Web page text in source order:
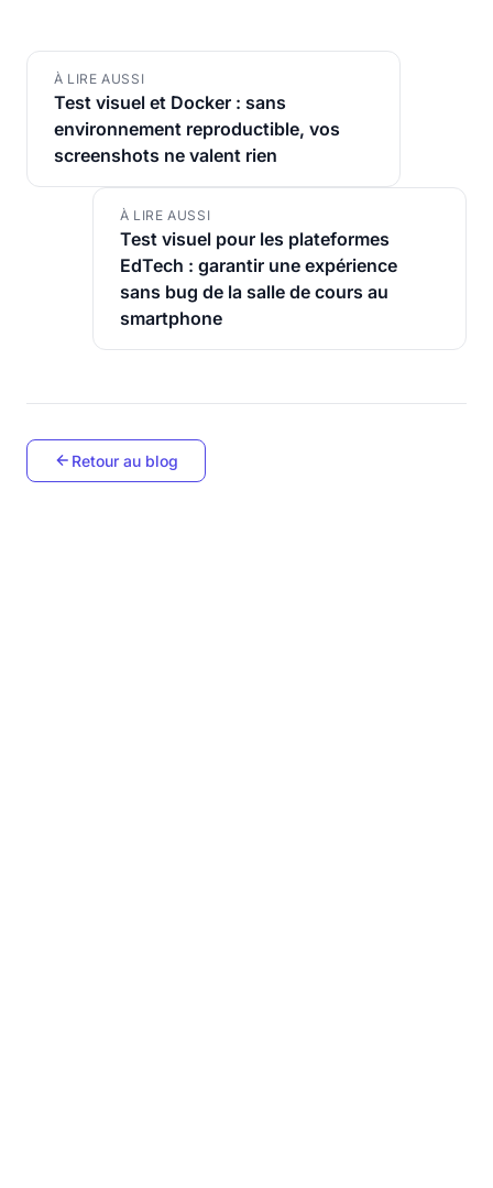
À LIRE AUSSI
Test visuel et Docker : sans
environnement reproductible, vos
screenshots ne valent rien
À LIRE AUSSI
Test visuel pour les plateformes
EdTech : garantir une expérience
sans bug de la salle de cours au
smartphone
Retour au blog